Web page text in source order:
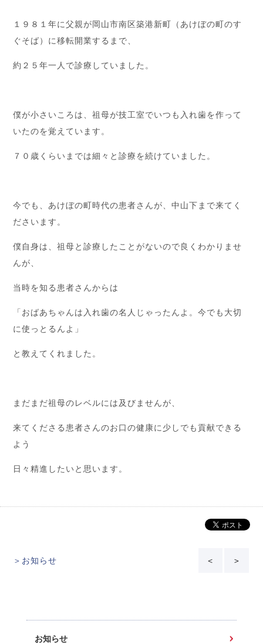
１９８１年に父親が岡山市南区築港新町（あけぼの町のす
ぐそば）に移転開業するまで、
約２５年一人で診療していました。
僕が小さいころは、祖母が技工室でいつも入れ歯を作って
いたのを覚えています。
７０歳くらいまでは細々と診療を続けていました。
今でも、あけぼの町時代の患者さんが、中山下まで来てく
ださいます。
僕自身は、祖母と診療したことがないので良くわかりませ
んが、
当時を知る患者さんからは
「おばあちゃんは入れ歯の名人じゃったんよ。今でも大切
に使っとるんよ」
と教えてくれました。
まだまだ祖母のレベルには及びませんが、
来てくださる患者さんのお口の健康に少しでも貢献できる
よう
日々精進したいと思います。
＞お知らせ ＜ ＞
お知らせ